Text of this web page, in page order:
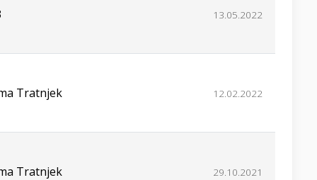
13.05.2022
Tratnjek 12.02.2022
Tratnjek 29.10.2021